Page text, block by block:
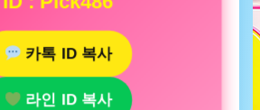
카톡 ID 복사
라인 ID 복사